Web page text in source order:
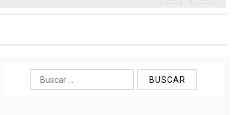
Buscar: